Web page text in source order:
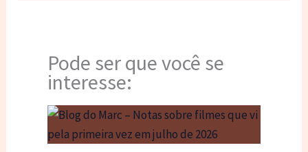
Pode ser que você se
interesse: